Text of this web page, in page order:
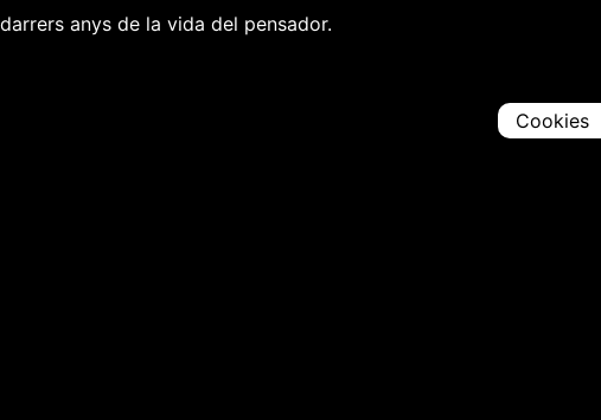
anys de la vida del pensador.
Cookies